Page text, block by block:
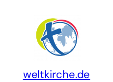
weltkirche.de